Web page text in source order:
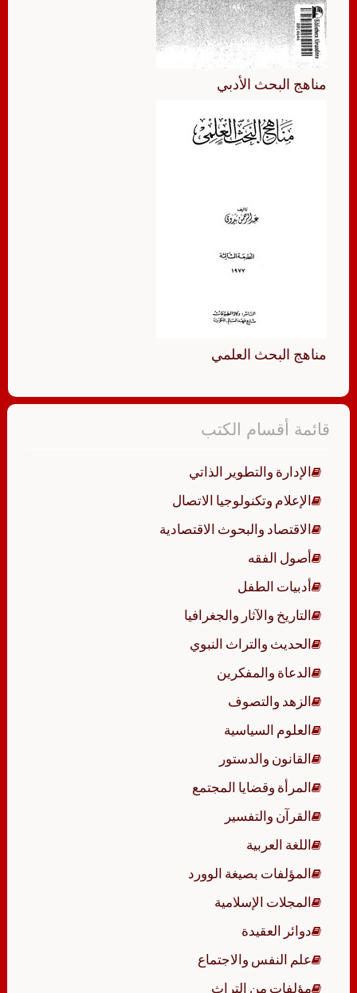
مناهج البحث الأدبي
مناهج البحث العلمي
قائمة أقسام الكتب
الإدارة والتطوير الذاتي
الإعلام وتكنولوجيا الاتصال
الاقتصاد والبحوث الاقتصادية
أصول الفقه
أدبيات الطفل
التاريخ والآثار والجغرافيا
الحديث والتراث النبوي
الدعاة والمفكرين
الزهد والتصوف
العلوم السياسية
القانون والدستور
المرأة وقضايا المجتمع
القرآن والتفسير
اللغة العربية
المؤلفات بصيغة الوورد
المجلات الإسلامية
دوائر العقيدة
علم النفس والاجتماع
مؤلفات من التراث